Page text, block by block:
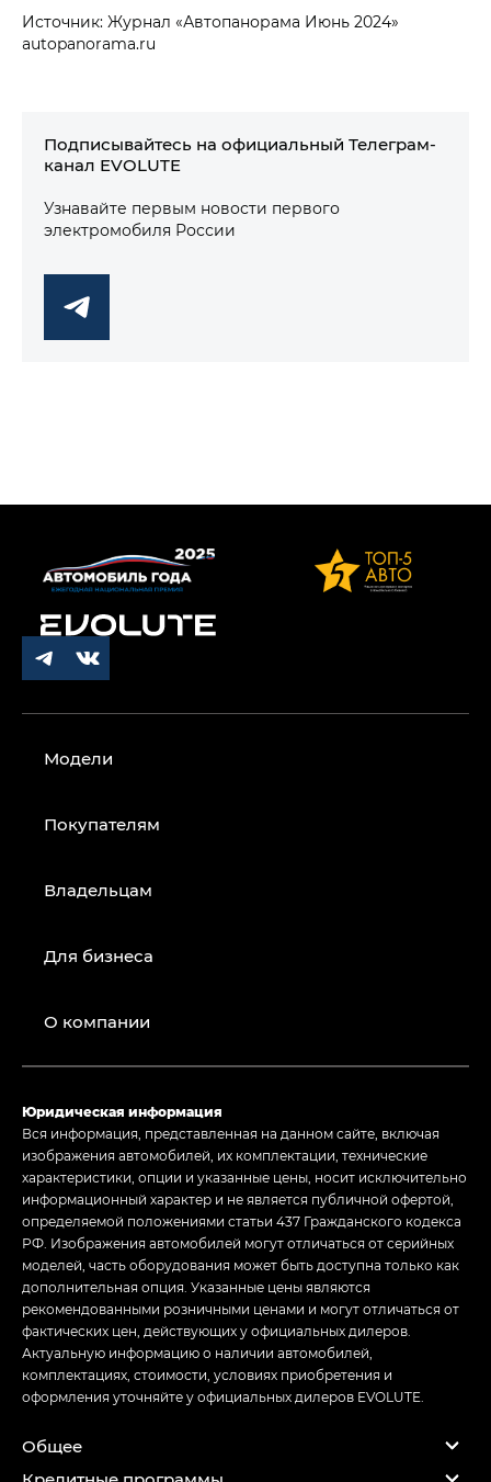
Источник: Журнал «Автопанорама Июнь 2024»
autopanorama.ru
Подписывайтесь на официальный Телеграм-
канал EVOLUTE
Узнавайте первым новости первого
электромобиля России
Модели
Покупателям
Владельцам
Для бизнеса
О компании
Юридическая информация
Вся информация, представленная на данном сайте, включая
изображения автомобилей, их комплектации, технические
характеристики, опции и указанные цены, носит исключительно
информационный характер и не является публичной офертой,
определяемой положениями статьи 437 Гражданского кодекса
РФ. Изображения автомобилей могут отличаться от серийных
моделей, часть оборудования может быть доступна только как
дополнительная опция. Указанные цены являются
рекомендованными розничными ценами и могут отличаться от
фактических цен, действующих у официальных дилеров.
Актуальную информацию о наличии автомобилей,
комплектациях, стоимости, условиях приобретения и
оформления уточняйте у официальных дилеров EVOLUTE.
Общее